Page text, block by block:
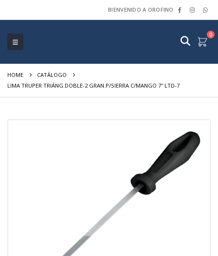
BIENVENIDO A OROFINO
0
HOME
CATÁLOGO
LIMA TRUPER TRIÁNG.DOBLE-2 GRAN.P/SIERRA C/MANGO 7″ LTD-7